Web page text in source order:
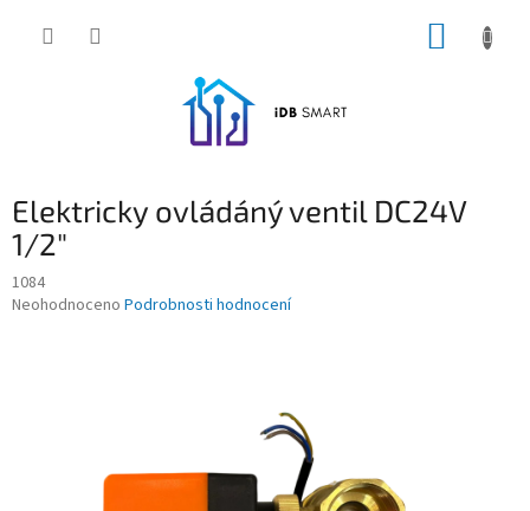
Elektricky ovládáný ventil DC24V
1/2"
1084
Průměrné
Neohodnoceno Podrobnosti hodnocení